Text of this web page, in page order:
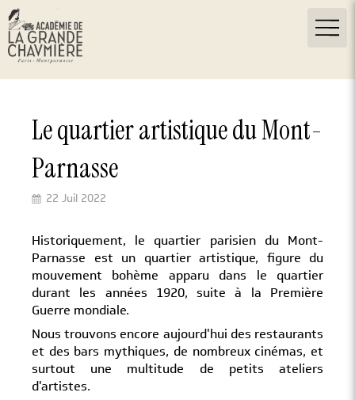
Le quartier artistique du Mont-
Parnasse
22 Juil 2022
Historiquement, le quartier parisien du Mont-
Parnasse est un quartier artistique, figure du
mouvement bohème apparu dans le quartier
durant les années 1920, suite à la Première
Guerre mondiale.
Nous trouvons encore aujourd'hui des restaurants
et des bars mythiques, de nombreux cinémas, et
surtout une multitude de petits ateliers
d'artistes.